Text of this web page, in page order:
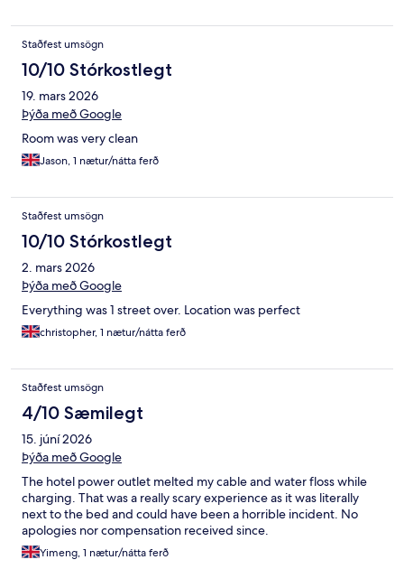
Staðfest umsögn
10/10 Stórkostlegt
19. mars 2026
Þýða með Google
Room was very clean
Jason, 1 nætur/nátta ferð
Staðfest umsögn
10/10 Stórkostlegt
2. mars 2026
Þýða með Google
Everything was 1 street over. Location was perfect
christopher, 1 nætur/nátta ferð
Staðfest umsögn
4/10 Sæmilegt
15. júní 2026
Þýða með Google
The hotel power outlet melted my cable and water floss while
charging. That was a really scary experience as it was literally
next to the bed and could have been a horrible incident. No
apologies nor compensation received since.
Yimeng, 1 nætur/nátta ferð